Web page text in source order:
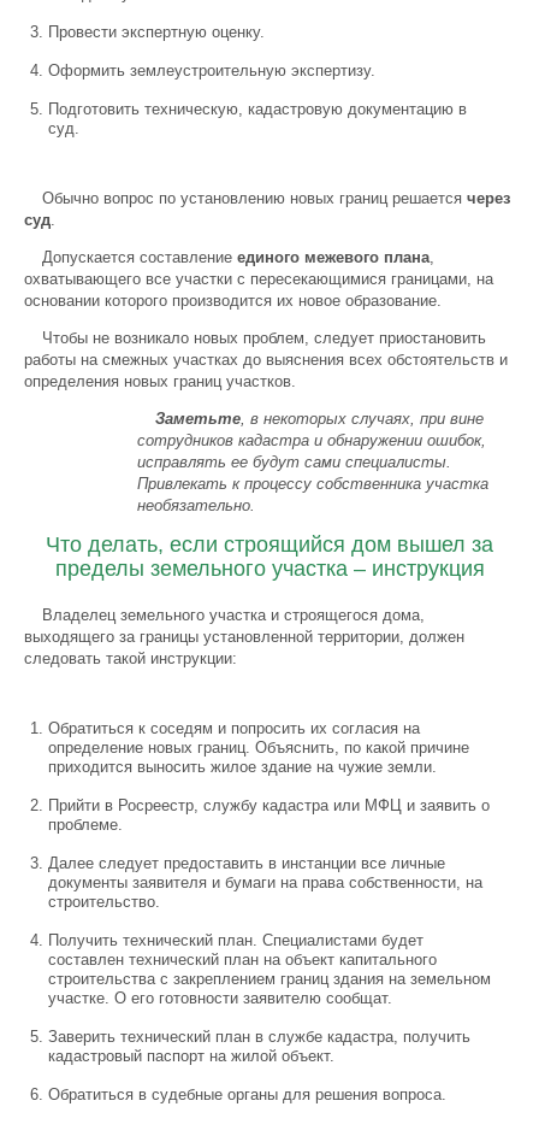
Провести экспертную оценку.
Оформить землеустроительную экспертизу.
Подготовить техническую, кадастровую документацию в
суд.
Обычно вопрос по установлению новых границ решается через
суд.
Допускается составление единого межевого плана,
охватывающего все участки с пересекающимися границами, на
основании которого производится их новое образование.
Чтобы не возникало новых проблем, следует приостановить
работы на смежных участках до выяснения всех обстоятельств и
определения новых границ участков.
Заметьте, в некоторых случаях, при вине
сотрудников кадастра и обнаружении ошибок,
исправлять ее будут сами специалисты.
Привлекать к процессу собственника участка
необязательно.
Что делать, если строящийся дом вышел за
пределы земельного участка – инструкция
Владелец земельного участка и строящегося дома,
выходящего за границы установленной территории, должен
следовать такой инструкции:
Обратиться к соседям и попросить их согласия на
определение новых границ. Объяснить, по какой причине
приходится выносить жилое здание на чужие земли.
Прийти в Росреестр, службу кадастра или МФЦ и заявить о
проблеме.
Далее следует предоставить в инстанции все личные
документы заявителя и бумаги на права собственности, на
строительство.
Получить технический план. Специалистами будет
составлен технический план на объект капитального
строительства с закреплением границ здания на земельном
участке. О его готовности заявителю сообщат.
Заверить технический план в службе кадастра, получить
кадастровый паспорт на жилой объект.
Обратиться в судебные органы для решения вопроса.